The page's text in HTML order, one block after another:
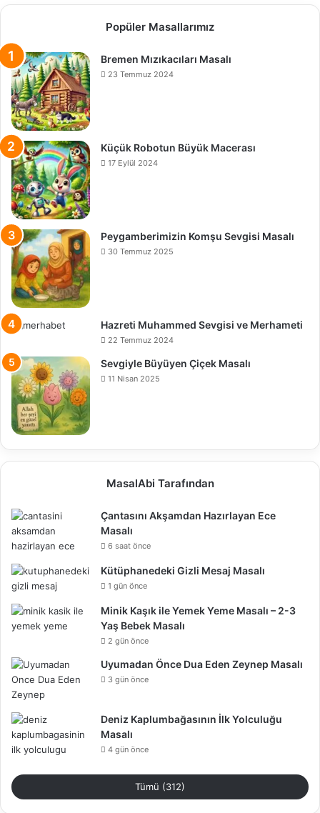
Popüler Masallarımız
Bremen Mızıkacıları Masalı
23 Temmuz 2024
Küçük Robotun Büyük Macerası
17 Eylül 2024
Peygamberimizin Komşu Sevgisi Masalı
30 Temmuz 2025
Hazreti Muhammed Sevgisi ve Merhameti
22 Temmuz 2024
Sevgiyle Büyüyen Çiçek Masalı
11 Nisan 2025
MasalAbi Tarafından
Çantasını Akşamdan Hazırlayan Ece
Masalı
6 saat önce
Kütüphanedeki Gizli Mesaj Masalı
1 gün önce
Minik Kaşık ile Yemek Yeme Masalı – 2-3
Yaş Bebek Masalı
2 gün önce
Uyumadan Önce Dua Eden Zeynep Masalı
3 gün önce
Deniz Kaplumbağasının İlk Yolculuğu
Masalı
4 gün önce
Tümü (312)